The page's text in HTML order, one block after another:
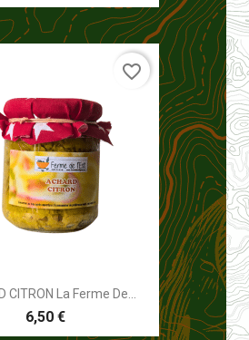
CITRON La Ferme De...
6,50 €
favorite_border